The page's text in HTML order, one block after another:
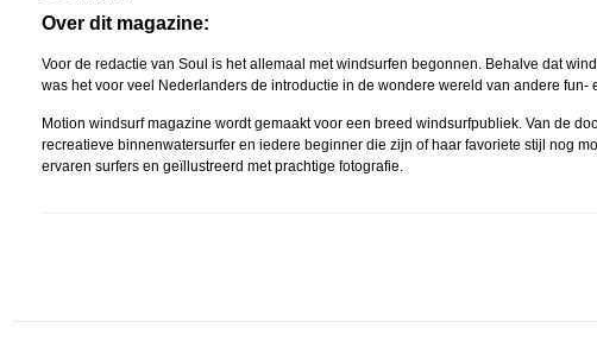
Over dit magazine:
Voor de redactie van Soul is het allemaal met windsurfen begonnen. Behalve dat
was het voor veel Nederlanders de introductie in de wondere wereld van andere fun-
Motion windsurf magazine wordt gemaakt voor een breed windsurfpubliek. Van de
recreatieve binnenwatersurfer en iedere beginner die zijn of haar favoriete stijl nog
ervaren surfers en geïllustreerd met prachtige fotografie.